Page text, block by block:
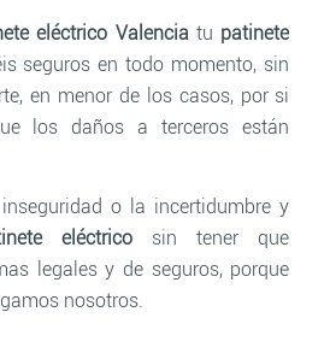
eléctrico Valenciatu patinete
seguros en todo momento, sin
en menor de los casos, por si
los daños a terceros están
o la incertidumbre y
eléctrico sin tener que
legales y de seguros, porque
nosotros.